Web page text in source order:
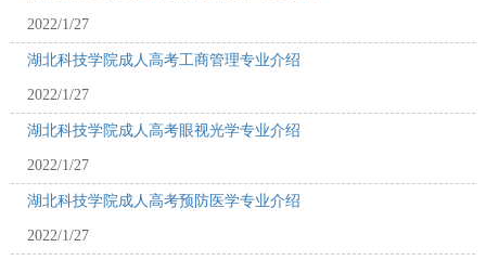
2022/1/27
湖北科技学院成人高考工商管理专业介绍
2022/1/27
湖北科技学院成人高考眼视光学专业介绍
2022/1/27
湖北科技学院成人高考预防医学专业介绍
2022/1/27